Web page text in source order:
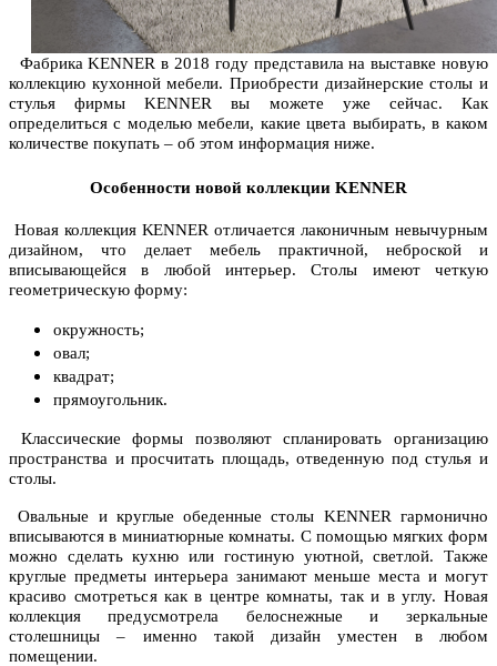
Фабрика KENNER в 2018 году представила на выставке новую
коллекцию кухонной мебели. Приобрести дизайнерские столы и
стулья фирмы KENNER вы можете уже сейчас. Как
определиться с моделью мебели, какие цвета выбирать, в каком
количестве покупать – об этом информация ниже.
Особенности новой коллекции KENNER
Новая коллекция KENNER отличается лаконичным невычурным
дизайном, что делает мебель практичной, неброской и
вписывающейся в любой интерьер. Столы имеют четкую
геометрическую форму:
окружность;
овал;
квадрат;
прямоугольник.
Классические формы позволяют спланировать организацию
пространства и просчитать площадь, отведенную под стулья и
столы.
Овальные и круглые обеденные столы KENNER гармонично
вписываются в миниатюрные комнаты. С помощью мягких форм
можно сделать кухню или гостиную уютной, светлой. Также
круглые предметы интерьера занимают меньше места и могут
красиво смотреться как в центре комнаты, так и в углу. Новая
коллекция предусмотрела белоснежные и зеркальные
столешницы – именно такой дизайн уместен в любом
помещении.